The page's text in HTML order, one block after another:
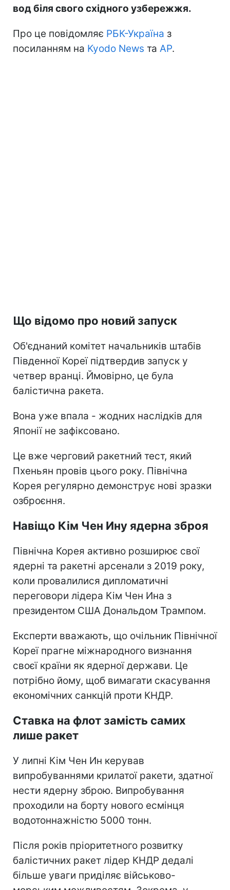
вод біля свого східного узбережжя.
Про це повідомляє РБК-Україна з
посиланням на Kyodo News та АР.
Що відомо про новий запуск
Об'єднаний комітет начальників штабів
Південної Кореї підтвердив запуск у
четвер вранці. Ймовірно, це була
балістична ракета.
Вона уже впала - жодних наслідків для
Японії не зафіксовано.
Це вже черговий ракетний тест, який
Пхеньян провів цього року. Північна
Корея регулярно демонструє нові зразки
озброєння.
Навіщо Кім Чен Ину ядерна зброя
Північна Корея активно розширює свої
ядерні та ракетні арсенали з 2019 року,
коли провалилися дипломатичні
переговори лідера Кім Чен Ина з
президентом США Дональдом Трампом.
Експерти вважають, що очільник Північної
Кореї прагне міжнародного визнання
своєї країни як ядерної держави. Це
потрібно йому, щоб вимагати скасування
економічних санкцій проти КНДР.
Ставка на флот замість самих
лише ракет
У липні Кім Чен Ин керував
випробуваннями крилатої ракети, здатної
нести ядерну зброю. Випробування
проходили на борту нового есмінця
водотоннажністю 5000 тонн.
Після років пріоритетного розвитку
балістичних ракет лідер КНДР дедалі
більше уваги приділяє військово-